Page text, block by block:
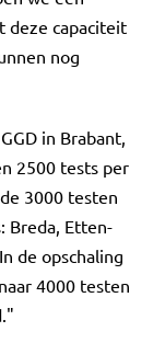
deze capaciteit
nog
in Brabant,
2500 tests per
3000 testen
Breda, Etten-
de opschaling
4000 testen